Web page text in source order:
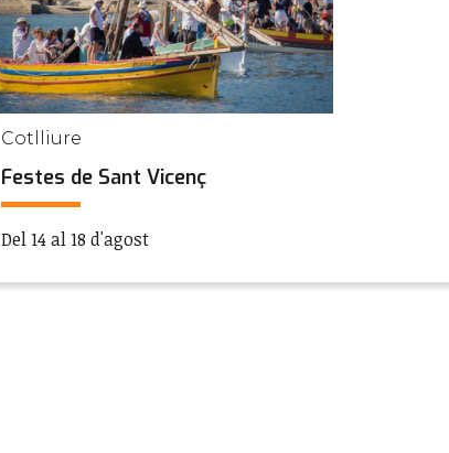
Cotlliure
Festes de Sant Vicenç
Del 14 al 18 d'agost